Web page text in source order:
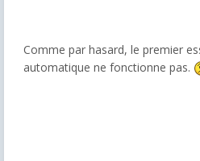
Comme par hasard, le premier
automatique ne fonctionne pas.